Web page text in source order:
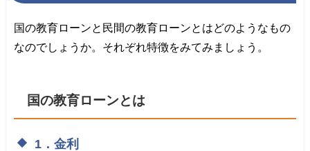
国の教育ローンと民間の教育ローンとはどのようなもの
なのでしょうか。それぞれ特徴をみてみましょう。
国の教育ローンとは
1．金利